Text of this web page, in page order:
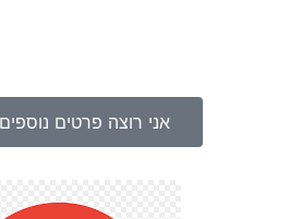
אני רוצה פרטים